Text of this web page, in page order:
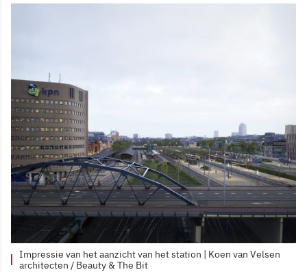
Impressie van het aanzicht van het station | Koen van Velsen
architecten / Beauty & The Bit